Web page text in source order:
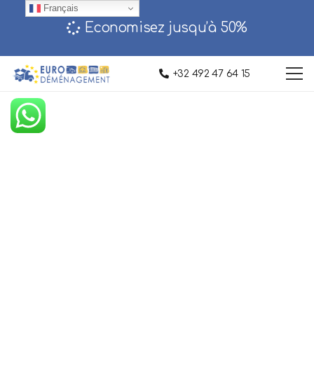
Economisez jusqu’à 50%‎
+32 492 47 64 15
Français